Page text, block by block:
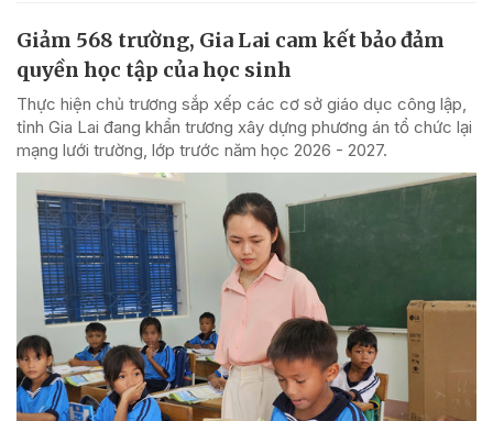
Giảm 568 trường, Gia Lai cam kết bảo đảm
quyền học tập của học sinh
Thực hiện chủ trương sắp xếp các cơ sở giáo dục công lập,
tỉnh Gia Lai đang khẩn trương xây dựng phương án tổ chức lại
mạng lưới trường, lớp trước năm học 2026 - 2027.